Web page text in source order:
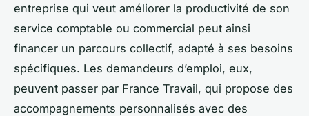
entreprise qui veut améliorer la productivité de son
service comptable ou commercial peut ainsi
financer un parcours collectif, adapté à ses besoins
spécifiques. Les demandeurs d’emploi, eux,
peuvent passer par France Travail, qui propose des
accompagnements personnalisés avec des